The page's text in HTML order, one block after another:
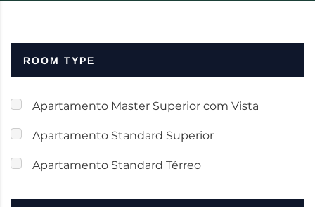
ROOM TYPE
Apartamento Master Superior com Vista
Apartamento Standard Superior
Apartamento Standard Térreo